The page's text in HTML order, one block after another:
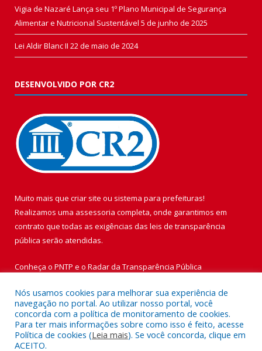
Vigia de Nazaré Lança seu 1º Plano Municipal de Segurança
Alimentar e Nutricional Sustentável 5 de junho de 2025
Lei Aldir Blanc II 22 de maio de 2024
DESENVOLVIDO POR CR2
Muito mais que criar site ou sistema para prefeituras!
Realizamos uma assessoria completa, onde garantimos em
contrato que todas as exigências das leis de transparência
pública serão atendidas.
Conheça o PNTP e o Radar da Transparência Pública
Todos os direitos reservados a Prefeitura Municipal de Vigia de
Nazaré.
Nós usamos cookies para melhorar sua experiência de
navegação no portal. Ao utilizar nosso portal, você
concorda com a política de monitoramento de cookies.
Para ter mais informações sobre como isso é feito, acesse
Política de cookies (Leia mais). Se você concorda, clique em
ACEITO.